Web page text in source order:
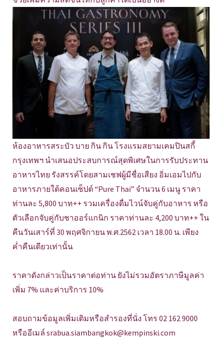
ห้องอาหารสระบัว บาย กิน กิน โรงแรมสยามเคมปินสกี้
กรุงเทพฯ นำเสนอประสบการณ์สุดพิเศษในการรับประทาน
อาหารไทย รังสรรค์โดยสามเชฟผู้มีชื่อเสียง อิ่มเอมไปกับ
อาหารภายใต้คอนเซ็ปต์ “Pure Thai” จำนวน 6 เมนู ราคา
ท่านละ 5,800 บาท++ รวมเครื่องดื่มไวน์จับคู่กับอาหาร หรือ
ตัวเลือกจับคู่กับชาออร์แกนิก ราคาท่านละ 4,200 บาท++ ใน
คืนวันเสาร์ที่ 30 พฤศจิกายน พ.ศ.2562 เวลา 18.00 น. เพียง
ค่ำคืนเดียวเท่านั้น
ราคาดังกล่าวเป็นราคาต่อท่าน ยังไม่รวมอัตราภาษีมูลค่า
เพิ่ม 7% และค่าบริการ 10%
สอบถามข้อมูลเพิ่มเติมหรือสำรองที่นั่ง โทร 02 162 9000
หรืออีเมล์ srabua.siambangkok@kempinski.com